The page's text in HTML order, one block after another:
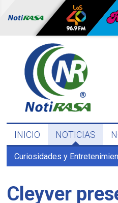
INICIO NOTICIAS
Curiosidades y
Cleyver